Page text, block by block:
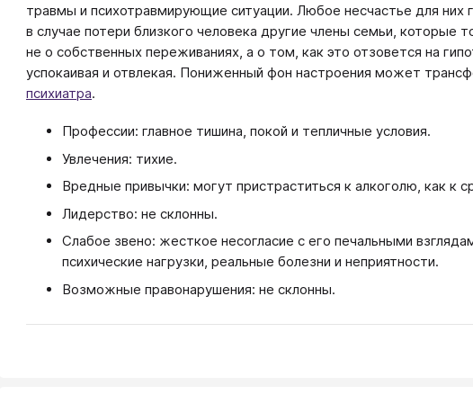
травмы и психотравмирующие ситуации. Любое несчастье для
в случае потери близкого человека другие члены семьи,
не о собственных переживаниях, а о том, как это отзовется на
успокаивая и отвлекая. Пониженный фон настроения может
психиатра.
Профессии: главное тишина, покой и тепличные условия.
Увлечения: тихие.
Вредные привычки: могут пристраститься к алкоголю, как к
Лидерство: не склонны.
Слабое звено: жесткое несогласие с его печальными
психические нагрузки, реальные болезни и неприятности.
Возможные правонарушения: не склонны.